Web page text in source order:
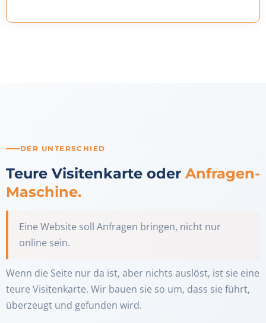
DER UNTERSCHIED
Teure Visitenkarte oder Anfragen-
Maschine.
Eine Website soll Anfragen bringen, nicht nur
online sein.
Wenn die Seite nur da ist, aber nichts auslöst, ist sie eine
teure Visitenkarte. Wir bauen sie so um, dass sie führt,
überzeugt und gefunden wird.